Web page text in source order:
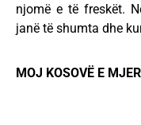
njomë e të freskët.
janë të shumta dhe
MOJ KOSOVË E